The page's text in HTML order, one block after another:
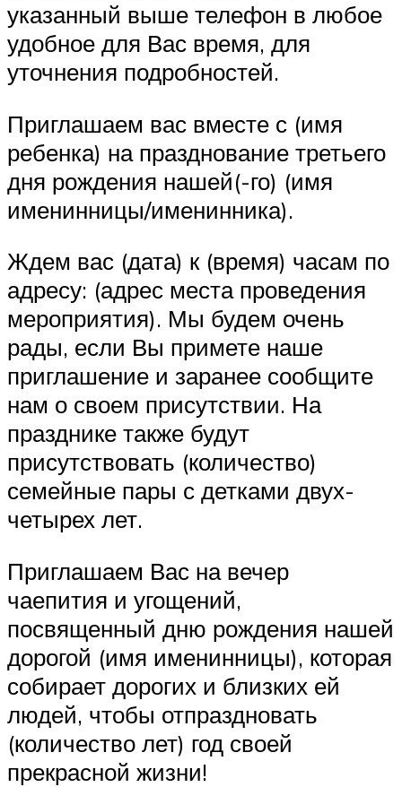
указанный выше телефон в любое
удобное для Вас время, для
уточнения подробностей.
Приглашаем вас вместе с (имя
ребенка) на празднование третьего
дня рождения нашей(-го) (имя
именинницы/именинника).
Ждем вас (дата) к (время) часам по
адресу: (адрес места проведения
мероприятия). Мы будем очень
рады, если Вы примете наше
приглашение и заранее сообщите
нам о своем присутствии. На
празднике также будут
присутствовать (количество)
семейные пары с детками двух-
четырех лет.
Приглашаем Вас на вечер
чаепития и угощений,
посвященный дню рождения нашей
дорогой (имя именинницы), которая
собирает дорогих и близких ей
людей, чтобы отпраздновать
(количество лет) год своей
прекрасной жизни!